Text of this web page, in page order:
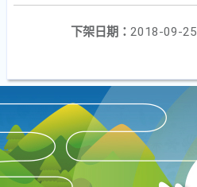
下架日期： 2018-09-25